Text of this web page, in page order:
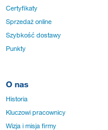
Certyfikaty
Sprzedaż online
Szybkość dostawy
Punkty
O nas
Historia
Kluczowi pracownicy
Wizja i misja firmy